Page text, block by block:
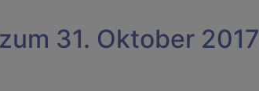
31. Oktober